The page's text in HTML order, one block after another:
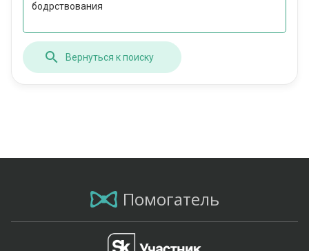
бодрствования
Вернуться к поиску
Помогатель